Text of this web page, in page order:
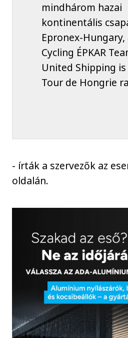
mindhárom hazai
kontinentális
Epronex-Hungary,
Cycling ÉPKAR
United Shipping
Tour de Hongrie
- írták a szervezők az
oldalán.